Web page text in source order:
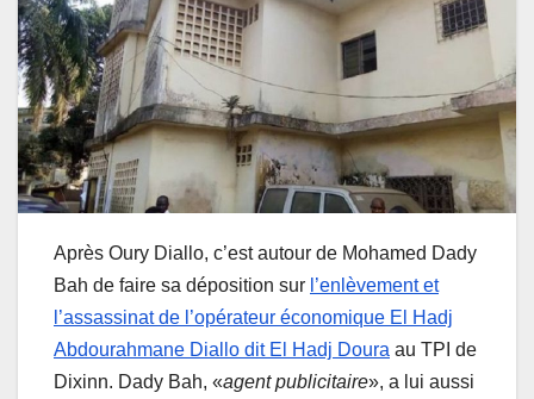
Après Oury Diallo, c’est autour de Mohamed Dady
Bah de faire sa déposition sur l’enlèvement et
l’assassinat de l’opérateur économique El Hadj
Abdourahmane Diallo dit El Hadj Doura au TPI de
Dixinn. Dady Bah, «agent publicitaire», a lui aussi